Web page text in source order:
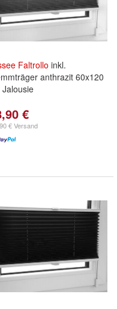
Faltrollo inkl.
anthrazit 60x120
Jalousie
€
€ Versand